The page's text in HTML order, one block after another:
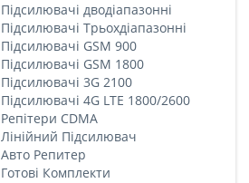
Підсилювачі дводіапазонні
Підсилювачі Трьохдіапазонні
Підсилювачі GSM 900
Підсилювачі GSM 1800
Підсилювачі 3G 2100
Підсилювачі 4G LTE 1800/2600
Репітери CDMA
Лінійний Підсилювач
Авто Репитер
Готові Комплекти